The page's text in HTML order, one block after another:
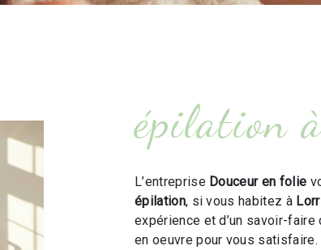
épilation
L’entreprise Douceur en folie
épilation, si vous habitez à
expérience et d’un savoir-
en oeuvre pour vous